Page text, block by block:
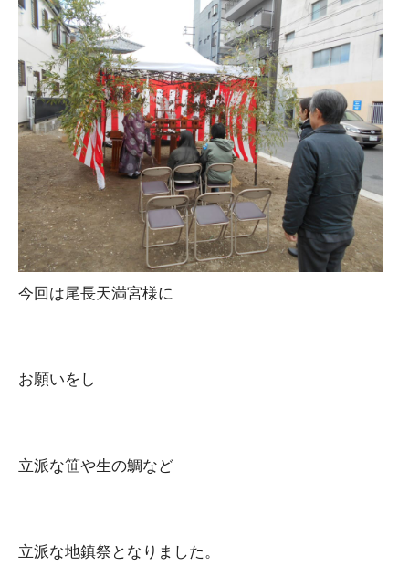
今回は尾長天満宮様に
お願いをし
立派な笹や生の鯛など
立派な地鎮祭となりました。